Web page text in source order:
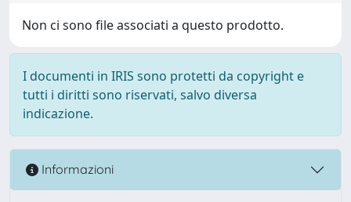
Non ci sono file associati a questo prodotto.
I documenti in IRIS sono protetti da copyright e
tutti i diritti sono riservati, salvo diversa
indicazione.
Informazioni